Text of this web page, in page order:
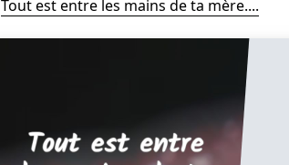
Tout est entre les mains de ta mère....